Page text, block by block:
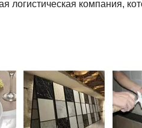
логистическая компания,